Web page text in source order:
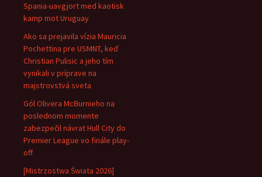
Spania-uavgjort med kaotisk
kamp mot Uruguay
Ako sa prejavila vízia Mauricia
Pochettina pre USMNT, keď
Christian Pulisic a jeho tím
vynikali v príprave na
majstrovstvá sveta
Gól Olivera McBurnieho na
poslednom momente
zabezpečil návrat Hull City do
Premier League vo finále play-
off
[Mistrzostwa Świata 2026]